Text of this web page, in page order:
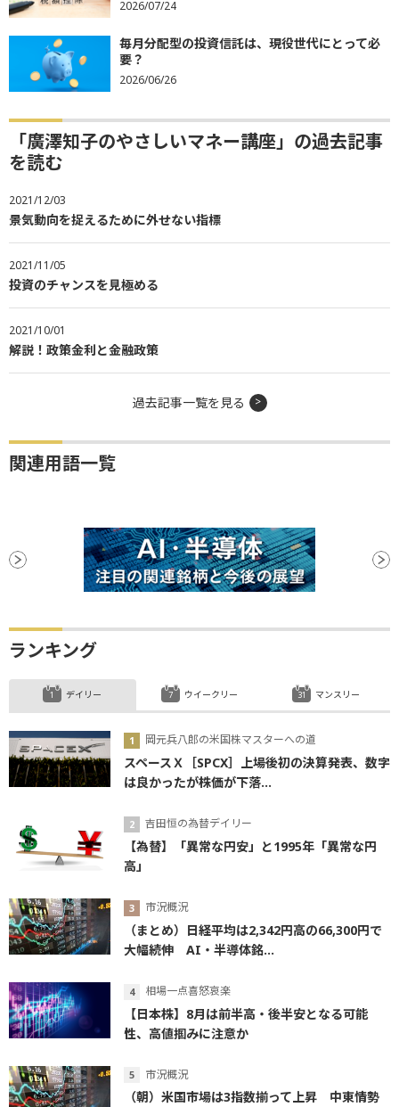
2026/07/24
毎月分配型の投資信託は、現役世代にとって必
要？
2026/06/26
「廣澤知子のやさしいマネー講座」の過去記事
を読む
2021/12/03
景気動向を捉えるために外せない指標
2021/11/05
投資のチャンスを見極める
2021/10/01
解説！政策金利と金融政策
過去記事一覧を見る
関連用語一覧
ランキング
デイリー
岡元兵八郎の米国株マスターへの道
スペースＸ［SPCX］上場後初の決算発表、数字
は良かったが株価が下落...
吉田恒の為替デイリー
【為替】「異常な円安」と1995年「異常な円
高」
市況概況
（まとめ）日経平均は2,342円高の66,300円で
大幅続伸 AI・半導体銘...
相場一点喜怒哀楽
【日本株】8月は前半高・後半安となる可能
性、高値掴みに注意か
市況概況
（朝）米国市場は3指数揃って上昇 中東情勢
ウイークリー マンスリー